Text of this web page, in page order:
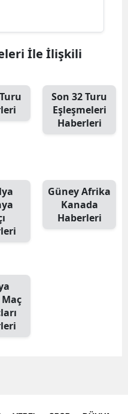
İle İlişkili
Son 32 Turu
Eşleşmeleri
Haberleri
Güney Afrika
Kanada
Haberleri
Maç